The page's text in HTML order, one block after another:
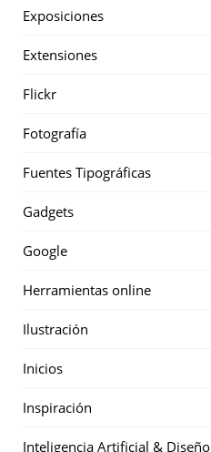
Exposiciones
Extensiones
Flickr
Fotografía
Fuentes Tipográficas
Gadgets
Google
Herramientas online
Ilustración
Inicios
Inspiración
Inteligencia Artificial & Diseño